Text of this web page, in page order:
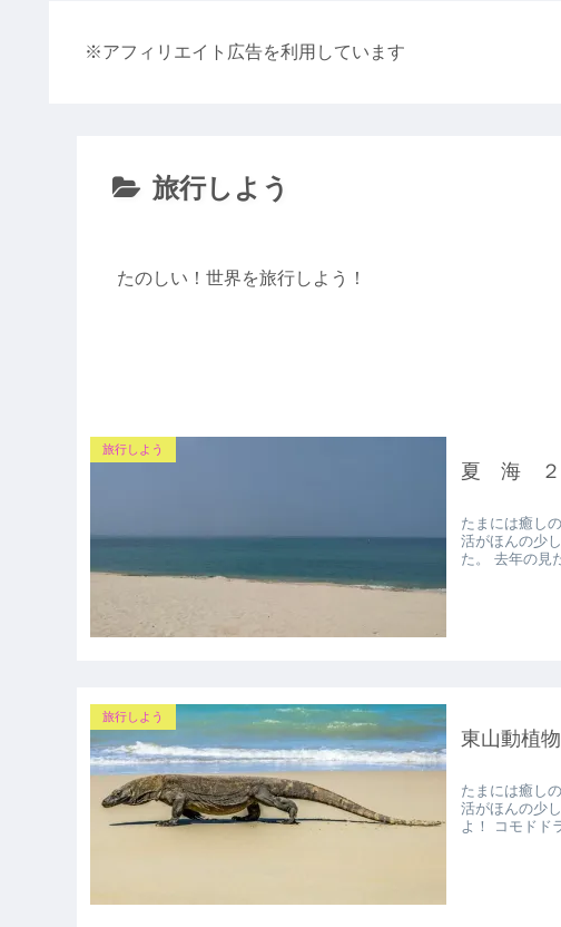
※アフィリエイト広告を利用しています
旅行しよう
たのしい！世界を旅行しよう！
旅行しよう
夏 海 ２
たまには癒し
活がほんの少
た。 去年の見
旅行しよう
東山動植
たまには癒し
活がほんの少
よ！ コモドド